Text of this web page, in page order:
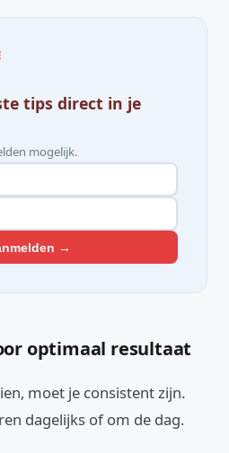
tips direct in je
mogelijk.
→
optimaal resultaat
moet je consistent zijn.
dagelijks of om de dag.